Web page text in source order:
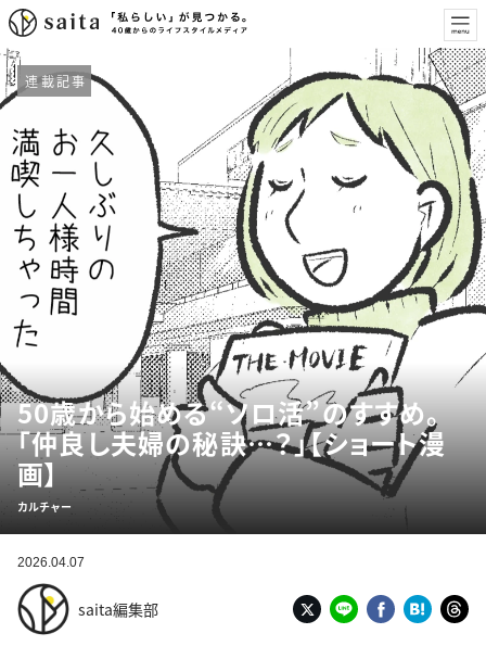
連載記事
50歳から始める“ソロ活”のすすめ。
「仲良し夫婦の秘訣…？」【ショート漫
画】
カルチャー
2026.04.07
saita編集部